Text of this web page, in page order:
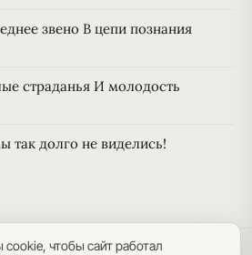
звено В цепи познания
страданья И молодость
долго не виделись!
чтобы сайт работал